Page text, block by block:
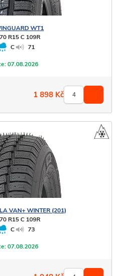
WT1
R15 C 109R
C 71
07.08.2026
1 898 Kč
VAN+ WINTER (201)
R15 C 109R
C 73
07.08.2026